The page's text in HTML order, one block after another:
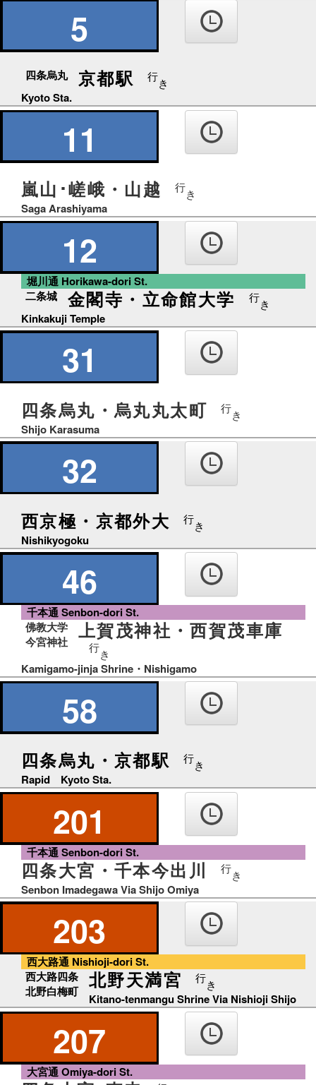
5
四条烏丸 京都駅 行き
Kyoto Sta.
11
嵐山･嵯峨・山越 行き
Saga Arashiyama
12
堀川通 Horikawa-dori St.
二条城
金閣寺・立命館大学 行き
Kinkakuji Temple
31
四条烏丸・烏丸丸太町 行き
Shijo Karasuma
32
西京極・京都外大 行き
Nishikyogoku
46
千本通 Senbon-dori St.
佛教大学
今宮神社
上賀茂神社・西賀茂車庫
行き
Kamigamo-jinja Shrine・Nishigamo
58
四条烏丸・京都駅 行き
Rapid Kyoto Sta.
201
千本通 Senbon-dori St.
四条大宮・千本今出川 行き
Senbon Imadegawa Via Shijo Omiya
203
西大路通 Nishioji-dori St.
西大路四条
北野白梅町
北野天満宮 行き
Kitano-tenmangu Shrine Via Nishioji Shijo
207
大宮通 Omiya-dori St.